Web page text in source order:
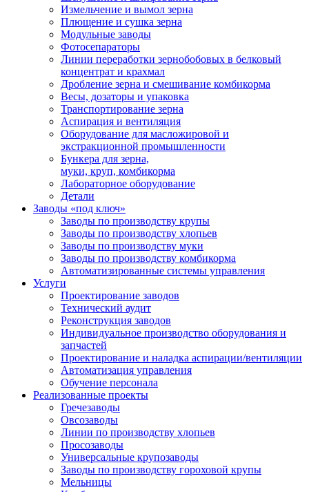
Измельчение и вымол зерна
Плющение и сушка зерна
Модульные заводы
Фотосепараторы
Линии переработки зернобобовых в белковый
концентрат и крахмал
Дробление зерна и смешивание комбикорма
Весы, дозаторы и упаковка
Транспортирование зерна
Аспирация и вентиляция
Оборудование для масложировой и
экстракционной промышленности
Бункера для зерна,
муки, круп, комбикорма
Лабораторное оборудование
Детали
Заводы «под ключ»
Заводы по производству крупы
Заводы по производству хлопьев
Заводы по производству муки
Заводы по производству комбикорма
Автоматизированные системы управления
Услуги
Проектирование заводов
Технический аудит
Реконструкция заводов
Индивидуальное производство оборудования и
запчастей
Проектирование и наладка аспирации/вентиляции
Автоматизация управления
Обучение персонала
Реализованные проекты
Гречезаводы
Овсозаводы
Линии по производству хлопьев
Просозаводы
Универсальные крупозаводы
Заводы по производству гороховой крупы
Мельницы